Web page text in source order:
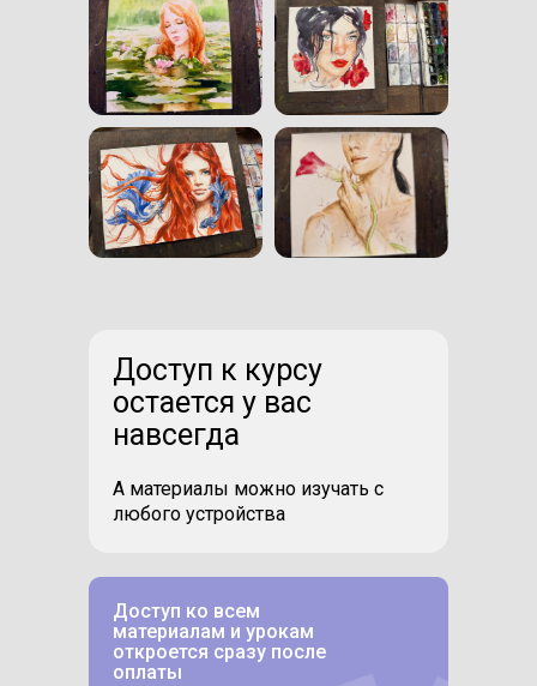
Доступ к курсу
остается у вас
навсегда
А материалы можно изучать с
любого устройства
Доступ ко всем
материалам и урокам
откроется сразу после
оплаты